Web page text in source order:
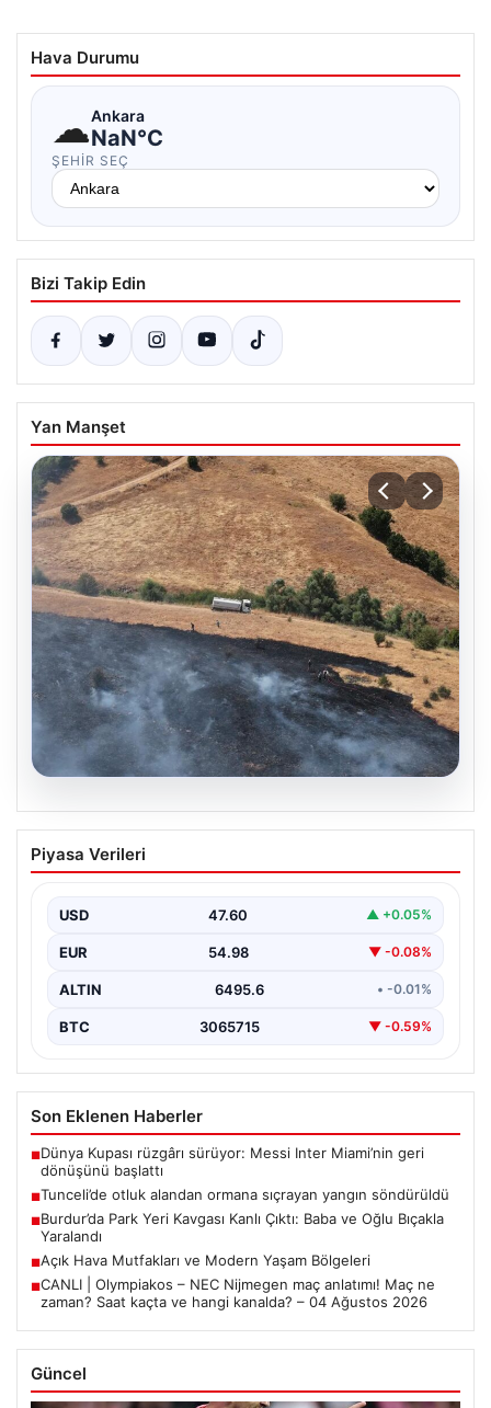
Hava Durumu
☁Ankara
NaN°C
ŞEHIR SEÇ
Bizi Takip Edin
Yan Manşet
Tunceli’de otluk alandan ormana
sıçrayan yangın söndürüldü
Piyasa Verileri
USD 47.60 ▲ +0.05%
EUR 54.98 ▼ -0.08%
ALTIN 6495.6 • -0.01%
BTC 3065715 ▼ -0.59%
Son Eklenen Haberler
■Dünya Kupası rüzgârı sürüyor: Messi Inter Miami’nin geri
dönüşünü başlattı
■Tunceli’de otluk alandan ormana sıçrayan yangın söndürüldü
■Burdur’da Park Yeri Kavgası Kanlı Çıktı: Baba ve Oğlu Bıçakla
Yaralandı
■Açık Hava Mutfakları ve Modern Yaşam Bölgeleri
■CANLI | Olympiakos – NEC Nijmegen maç anlatımı! Maç ne
zaman? Saat kaçta ve hangi kanalda? – 04 Ağustos 2026
Güncel